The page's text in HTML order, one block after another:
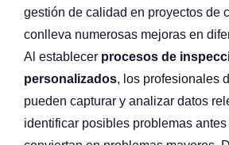
gestión de calidad en proyectos de
conlleva numerosas mejoras en
Al establecer procesos de
personalizados, los profesionales
pueden capturar y analizar datos
identificar posibles problemas